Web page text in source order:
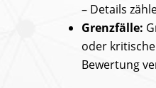
– Details
Grenzfälle:
oder
Bewertung